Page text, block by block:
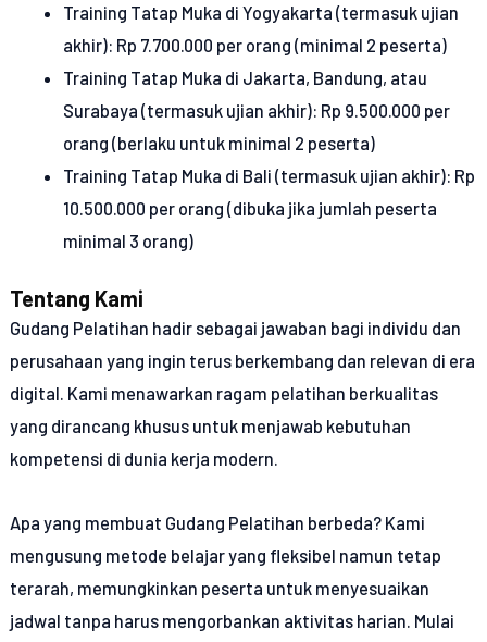
Training Tatap Muka di Yogyakarta (termasuk ujian
akhir): Rp 7.700.000 per orang (minimal 2 peserta)
Training Tatap Muka di Jakarta, Bandung, atau
Surabaya (termasuk ujian akhir): Rp 9.500.000 per
orang (berlaku untuk minimal 2 peserta)
Training Tatap Muka di Bali (termasuk ujian akhir): Rp
10.500.000 per orang (dibuka jika jumlah peserta
minimal 3 orang)
Tentang Kami
Gudang Pelatihan hadir sebagai jawaban bagi individu dan
perusahaan yang ingin terus berkembang dan relevan di era
digital. Kami menawarkan ragam pelatihan berkualitas
yang dirancang khusus untuk menjawab kebutuhan
kompetensi di dunia kerja modern.
Apa yang membuat Gudang Pelatihan berbeda? Kami
mengusung metode belajar yang fleksibel namun tetap
terarah, memungkinkan peserta untuk menyesuaikan
jadwal tanpa harus mengorbankan aktivitas harian. Mulai